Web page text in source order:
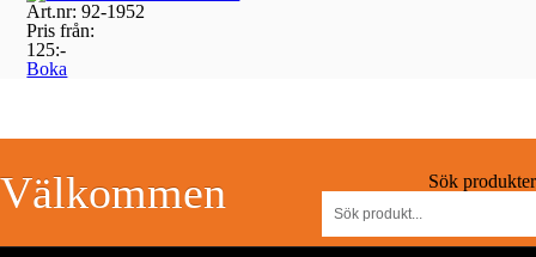
Art.nr: 92-1952
Pris från:
125:-
Boka
Välkommen Sök produkter